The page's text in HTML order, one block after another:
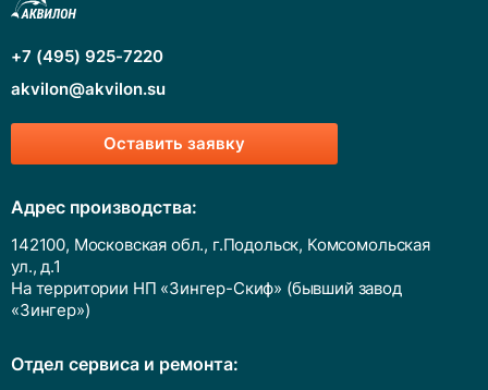
Оставить заявку
+7 (495) 925-7220
akvilon@akvilon.su
Адрес производства:
142100, Московская обл., г.Подольск, Комсомольская
ул., д.1
На территории НП «Зингер-Скиф» (бывший завод
«Зингер»)
Отдел сервиса и ремонта: